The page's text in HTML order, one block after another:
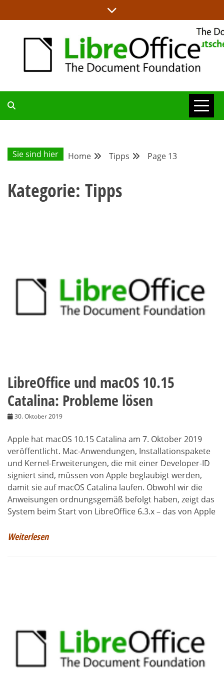
to
DEUTSCHER
COMMUNITY-
BLOG
Sie sind hier Home Tipps Page 13
Kategorie: Tipps
LibreOffice und macOS 10.15
Catalina: Probleme lösen
30. Oktober 2019
Apple hat macOS 10.15 Catalina am 7. Oktober 2019
veröffentlicht. Mac-Anwendungen, Installationspakete
und Kernel-Erweiterungen, die mit einer Developer-ID
signiert sind, müssen von Apple beglaubigt werden,
damit sie auf macOS Catalina laufen. Obwohl wir die
Anweisungen ordnungsgemäß befolgt haben, zeigt das
System beim Start von LibreOffice 6.3.x – das von Apple
Weiterlesen